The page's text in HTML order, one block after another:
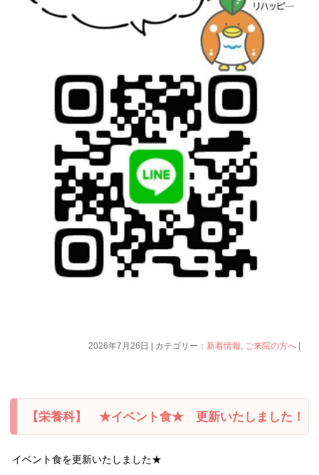
2026年7月26日 | カテゴリー： 新着情報, ご来院の方へ
【栄養科】 ★イベント食★ 更新いたしました！
イベント食を更新いたしました★